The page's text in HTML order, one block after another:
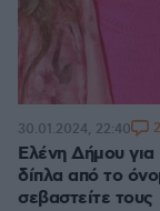
Ελένη Δήμου
δίπλα από το
σεβαστείτε τους
30.01.2024, 22:40